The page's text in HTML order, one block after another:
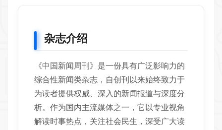
杂志介绍
《中国新闻周刊》是一份具有广泛影响力的
综合性新闻类杂志，自创刊以来始终致力于
为读者提供权威、深入的新闻报道与深度分
析。作为国内主流媒体之一，它以专业视角
解读时事热点，关注社会民生，深受广大读